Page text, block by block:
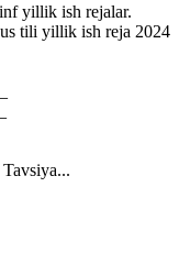
yillik ish rejalar.
tili yillik ish reja 2024